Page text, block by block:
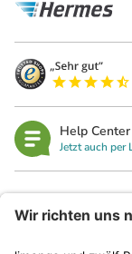
Help Center
Jetzt auch per